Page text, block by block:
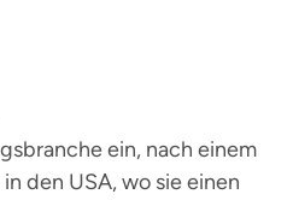
ein, nach einem
den USA, wo sie einen